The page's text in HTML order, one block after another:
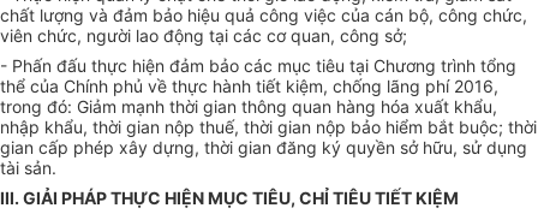
chất lượng và đảm bảo hiệu quả công việc của cán bộ, công chức,
viên chức, người lao động tại các cơ quan, công sở;
- Phấn đấu thực hiện đảm bảo các mục tiêu tại Chương trình tổng
thể của Chính phủ về thực hành tiết kiệm, chống lãng phí 2016,
trong đó: Giảm mạnh thời gian thông quan hàng hóa xuất khẩu,
nhập khẩu, thời gian nộp thuế, thời gian nộp bảo hiểm bắt buộc; thời
gian cấp phép xây dựng, thời gian đăng ký quyền sở hữu, sử dụng
tài sản.
III. GIẢI PHÁP THỰC HIỆN MỤC TIÊU, CHỈ TIÊU TIẾT KIỆM